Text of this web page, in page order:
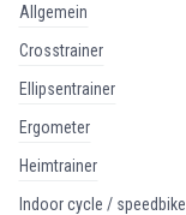
allgemein
crosstrainer
ellipsentrainer
ergometer
heimtrainer
indoor cycle / speedbike